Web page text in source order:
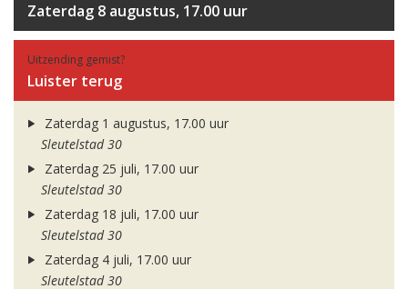
Zaterdag 8 augustus, 17.00 uur
Uitzending gemist?
Luister terug
Zaterdag 1 augustus, 17.00 uur
Sleutelstad 30
Zaterdag 25 juli, 17.00 uur
Sleutelstad 30
Zaterdag 18 juli, 17.00 uur
Sleutelstad 30
Zaterdag 4 juli, 17.00 uur
Sleutelstad 30